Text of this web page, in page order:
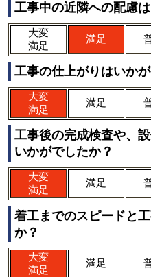
工事中の近隣への配慮
大変
満足
満足
工事の仕上がりはいか
大変
満足
満足
工事後の完成検査や、
いかがでしたか？
大変
満足
満足
着工までのスピードと
か？
大変
満足
満足